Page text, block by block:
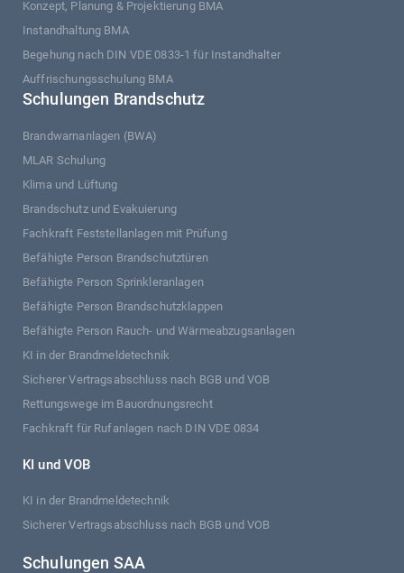
Konzept, Planung & Projektierung BMA
Instandhaltung BMA
Begehung nach DIN VDE 0833-1 für Instandhalter
Auffrischungsschulung BMA
Schulungen Brandschutz
Brandwarnanlagen (BWA)
MLAR Schulung
Klima und Lüftung
Brandschutz und Evakuierung
Fachkraft Feststellanlagen mit Prüfung
Befähigte Person Brandschutztüren
Befähigte Person Sprinkleranlagen
Befähigte Person Brandschutzklappen
Befähigte Person Rauch- und Wärmeabzugsanlagen
KI in der Brandmeldetechnik
Sicherer Vertragsabschluss nach BGB und VOB
Rettungswege im Bauordnungsrecht
Fachkraft für Rufanlagen nach DIN VDE 0834
KI und VOB
KI in der Brandmeldetechnik
Sicherer Vertragsabschluss nach BGB und VOB
Schulungen SAA